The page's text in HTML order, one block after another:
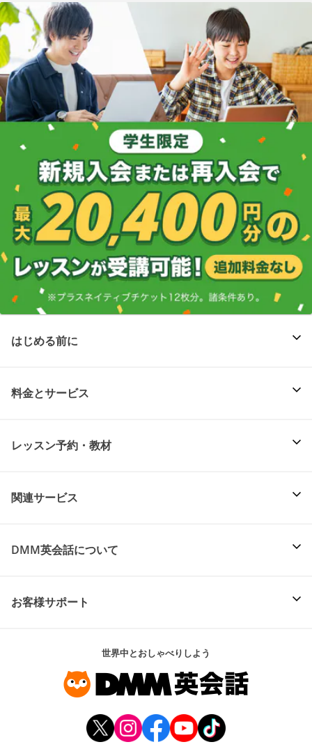
はじめる前に
料金とサービス
レッスン予約・教材
関連サービス
DMM英会話について
お客様サポート
世界中とおしゃべりしよう